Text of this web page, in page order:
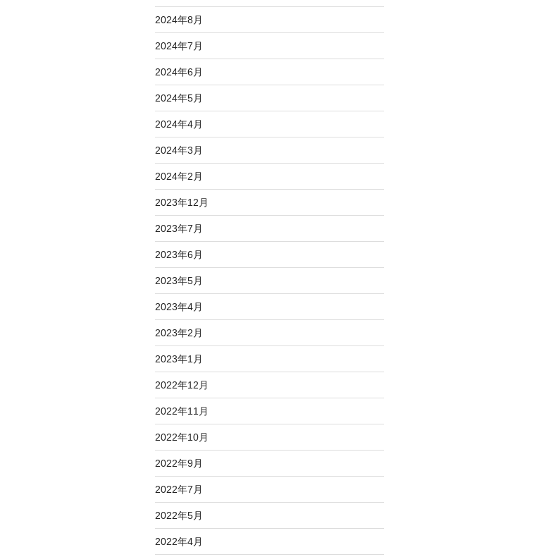
2024年8月
2024年7月
2024年6月
2024年5月
2024年4月
2024年3月
2024年2月
2023年12月
2023年7月
2023年6月
2023年5月
2023年4月
2023年2月
2023年1月
2022年12月
2022年11月
2022年10月
2022年9月
2022年7月
2022年5月
2022年4月